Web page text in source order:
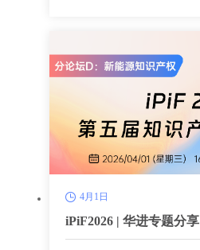
4月1日
iPiF2026 | 华进专题分
码中国企业创新出海的